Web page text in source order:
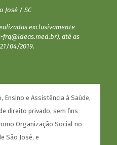
José / SC
exclusivamente
até as
04/2019.
e Assistência à Saúde,
direito privado, sem fins
Organização Social no
São José, e